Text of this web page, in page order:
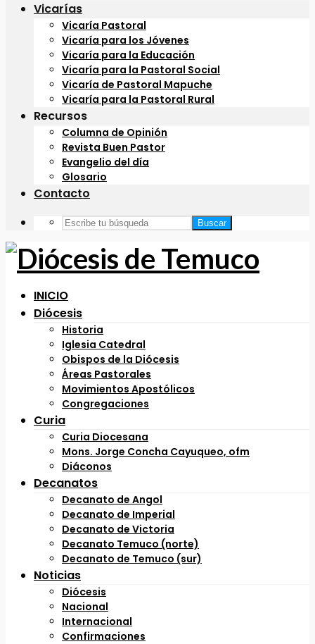
Vicarías
Vicaría Pastoral
Vicaría para los Jóvenes
Vicaría para la Educación
Vicaría para la Pastoral Social
Vicaría de Pastoral Mapuche
Vicaría para la Pastoral Rural
Recursos
Columna de Opinión
Revista Buen Pastor
Evangelio del día
Glosario
Contacto
Buscar
INICIO
Diócesis
Historia
Iglesia Catedral
Obispos de la Diócesis
Áreas Pastorales
Movimientos Apostólicos
Congregaciones
Curia
Curia Diocesana
Mons. Jorge Concha Cayuqueo, ofm
Diáconos
Decanatos
Decanato de Angol
Decanato de Imperial
Decanato de Victoria
Decanato Temuco (norte)
Decanato de Temuco (sur)
Noticias
Diócesis
Nacional
Internacional
Confirmaciones